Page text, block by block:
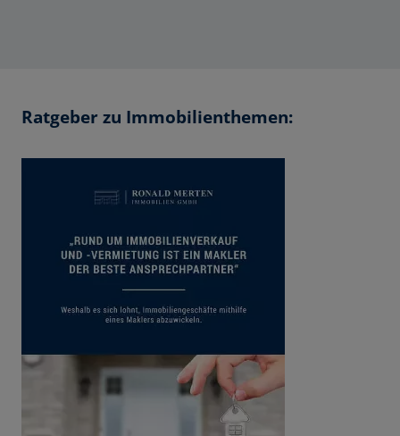
Ratgeber zu Immobilienthemen: